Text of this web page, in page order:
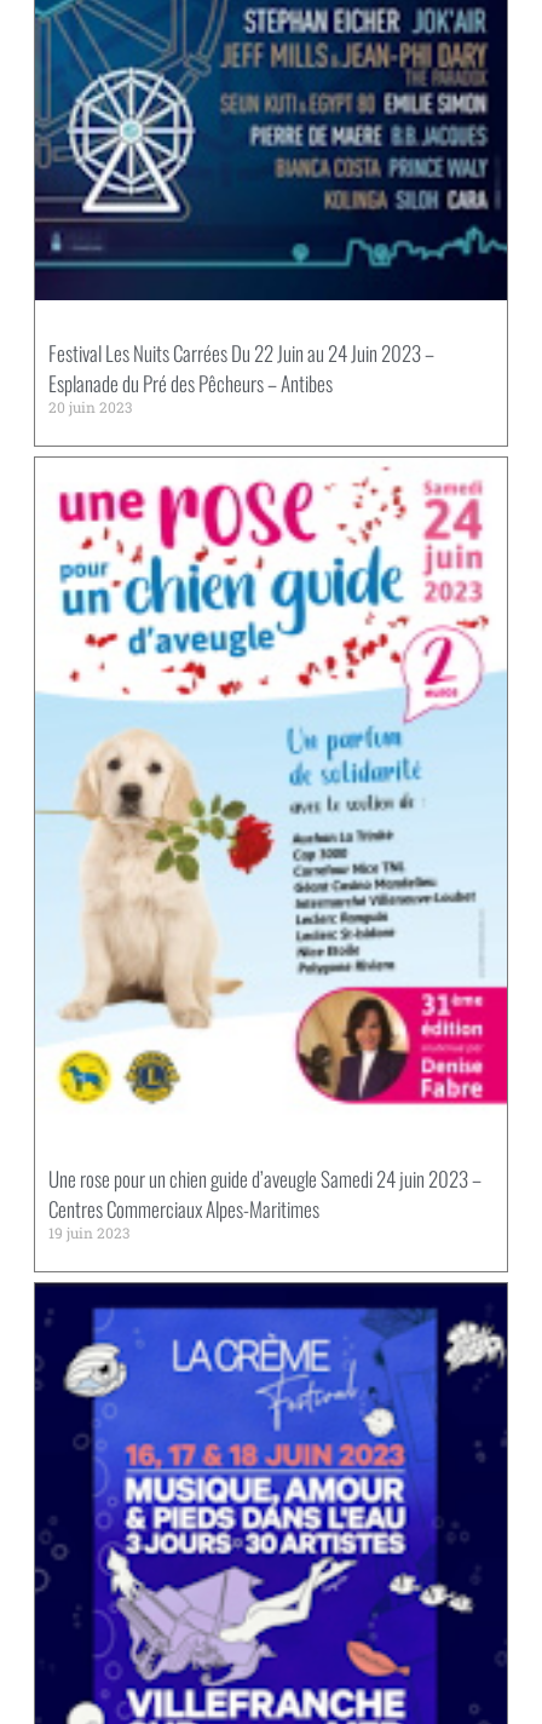
Festival Les Nuits Carrées Du 22 Juin au 24 Juin 2023 –
Esplanade du Pré des Pêcheurs – Antibes
20 juin 2023
Une rose pour un chien guide d’aveugle Samedi 24 juin 2023 –
Centres Commerciaux Alpes-Maritimes
19 juin 2023